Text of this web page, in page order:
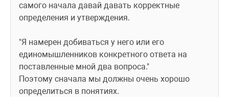
самого начала давай давать корректные
определения и утверждения.
"Я намерен добиваться у него или его
единомышленников конкретного ответа на
поставленные мной два вопроса."
Поэтому сначала мы должны очень хорошо
определиться в понятиях.